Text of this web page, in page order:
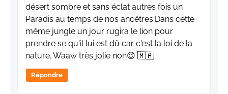
désert sombre et sans éclat autres fois un
Paradis au temps de nos ancêtres.Dans cette
même jungle un jour rugira le lion pour
prendre se qu'il lui est dû car c'est la loi de la
nature. Waaw très jolie non😉 🇲🇦
Répondre